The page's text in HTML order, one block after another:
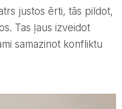
justos ērti, tās pildot,
Tas ļaus izveidot
samazinot konfliktu